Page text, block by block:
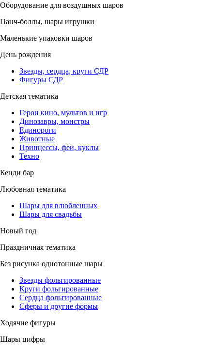
Оборудование для воздушных шаров
Панч-боллы, шары игрушки
Маленькие упаковки шаров
День рождения
Звезды, сердца, круги СДР
Фигуры СДР
Детская тематика
Герои кино, мультов и игр
Динозавры, монстры
Единороги
Животные
Принцессы, феи, куклы
Техно
Кенди бар
Любовная тематика
Шары для влюбленных
Шары для свадьбы
Новый год
Праздничная тематика
Без рисунка однотонные шары
Звезды фольгированные
Круги фольгированные
Сердца фольгированные
Сферы и другие формы
Ходячие фигуры
Шары цифры